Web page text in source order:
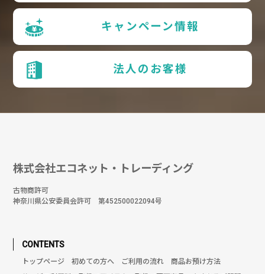
キャンペーン情報
法人のお客様
株式会社エコネット・トレーディング
古物商許可
神奈川県公安委員会許可 第452500022094号
CONTENTS
トップページ 初めての方へ ご利用の流れ
商品お預け方法